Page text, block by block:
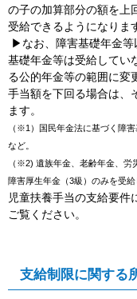
の子の加算部分の額を上
受給できるようになりま
▶なお、障害基礎年金等
基礎年金等は受給して
る公的年金等の範囲に変
手当額を下回る場合は、
ます。
（※1）国民年金法に基づく障
など。
（※2) 遺族年金、老齢年金、労
障害厚生年金（3級）のみを受給
児童扶養手当の支給要件
ご覧ください。
支給制限に関する